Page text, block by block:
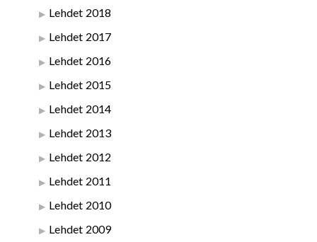
Lehdet 2018
Lehdet 2017
Lehdet 2016
Lehdet 2015
Lehdet 2014
Lehdet 2013
Lehdet 2012
Lehdet 2011
Lehdet 2010
Lehdet 2009